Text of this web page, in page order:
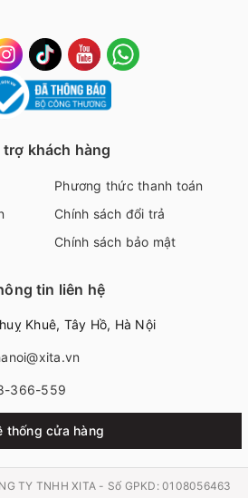
trợ khách hàng
Phương thức thanh toán
Chính sách đổi trả
Chính sách bảo mật
tin liên hệ
Khuê, Tây Hồ, Hà Nội
366-559
thống cửa hàng
TY TNHH XITA - Số GPKD: 0108056463